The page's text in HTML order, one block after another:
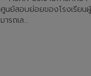
ศูนย์สอบย่อยของโรงเรียน
มารถเล...